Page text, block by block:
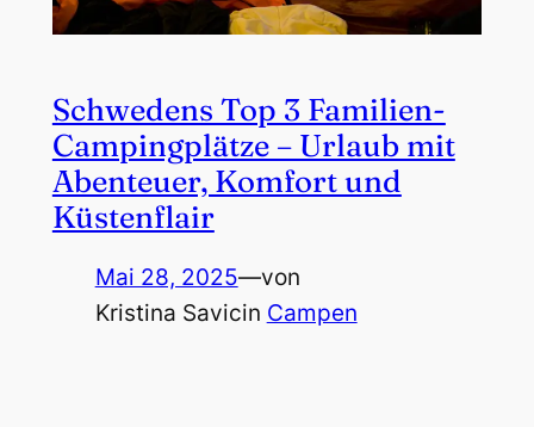
Schwedens Top 3 Familien-
Campingplätze – Urlaub mit
Abenteuer, Komfort und
Küstenflair
Mai 28, 2025—von
Kristina Savicin Campen